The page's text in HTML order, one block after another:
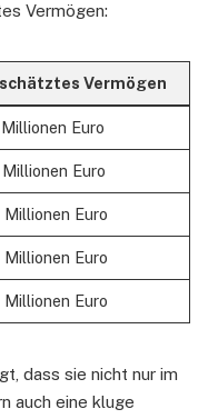
Vermögen:
Vermögen
Euro
Millionen Euro
Millionen Euro
Millionen Euro
Millionen Euro
dass sie nicht nur im
auch eine kluge